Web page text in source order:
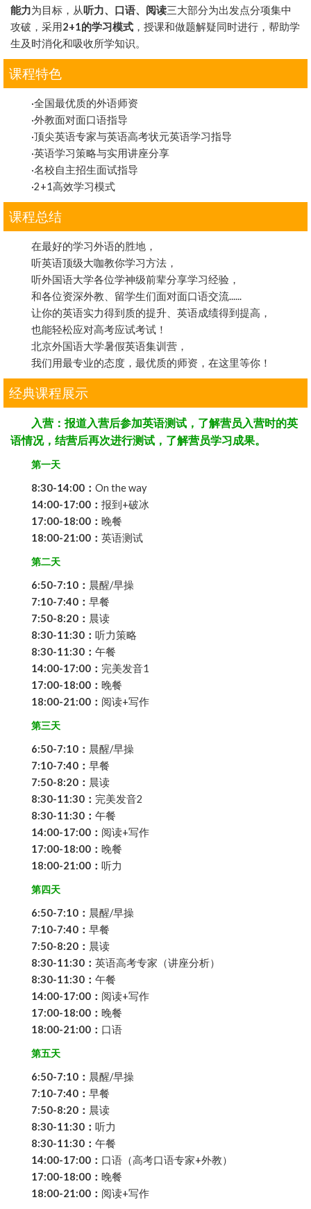
能力为目标，从听力、口语、阅读三大部分为出发点分项集中
攻破，采用2+1的学习模式 ，授课和做题解疑同时进行，帮助学
生及时消化和吸收所学知识。
课程特色
·全国最优质的外语师资
·外教面对面口语指导
·顶尖英语专家与英语高考状元英语学习指导
·英语学习策略与实用讲座分享
·名校自主招生面试指导
·2+1高效学习模式
课程总结
在最好的学习外语的胜地，
听英语顶级大咖教你学习方法，
听外国语大学各位学神级前辈分享学习经验，
和各位资深外教、留学生们面对面口语交流......
让你的英语实力得到质的提升、英语成绩得到提高，
也能轻松应对高考应试考试！
北京外国语大学暑假英语集训营，
我们用最专业的态度，最优质的师资，在这里等你！
经典课程展示
入营：报道入营后参加英语测试，了解营员入营时的英
语情况，结营后再次进行测试，了解营员学习成果。
第一天
8:30-14:00： On the way
14:00-17:00： 报到+破冰
17:00-18:00： 晚餐
18:00-21:00： 英语测试
第二天
6:50-7:10： 晨醒/早操
7:10-7:40： 早餐
7:50-8:20： 晨读
8:30-11:30： 听力策略
8:30-11:30： 午餐
14:00-17:00： 完美发音1
17:00-18:00： 晚餐
18:00-21:00： 阅读+写作
第三天
6:50-7:10： 晨醒/早操
7:10-7:40： 早餐
7:50-8:20： 晨读
8:30-11:30： 完美发音2
8:30-11:30： 午餐
14:00-17:00： 阅读+写作
17:00-18:00： 晚餐
18:00-21:00： 听力
第四天
6:50-7:10： 晨醒/早操
7:10-7:40： 早餐
7:50-8:20： 晨读
8:30-11:30： 英语高考专家（讲座分析）
8:30-11:30： 午餐
14:00-17:00： 阅读+写作
17:00-18:00： 晚餐
18:00-21:00： 口语
第五天
6:50-7:10： 晨醒/早操
7:10-7:40： 早餐
7:50-8:20： 晨读
8:30-11:30： 听力
8:30-11:30： 午餐
14:00-17:00： 口语（高考口语专家+外教）
17:00-18:00： 晚餐
18:00-21:00： 阅读+写作